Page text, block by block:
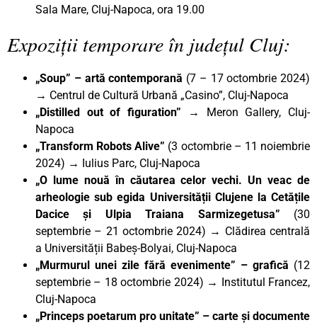
Sala Mare, Cluj-Napoca, ora 19.00
Expoziții temporare în județul Cluj:
„Soup” – artă contemporană (7 – 17 octombrie 2024)
→ Centrul de Cultură Urbană „Casino”, Cluj-Napoca
„Distilled out of figuration” → Meron Gallery, Cluj-
Napoca
„Transform Robots Alive” (3 octombrie – 11 noiembrie
2024) → Iulius Parc, Cluj-Napoca
„O lume nouă în căutarea celor vechi. Un veac de
arheologie sub egida Universității Clujene la Cetățile
Dacice și Ulpia Traiana Sarmizegetusa” (30
septembrie – 21 octombrie 2024) → Clădirea centrală
a Universității Babeș-Bolyai, Cluj-Napoca
„Murmurul unei zile fără evenimente” – grafică (12
septembrie – 18 octombrie 2024) → Institutul Francez,
Cluj-Napoca
„Princeps poetarum pro unitate” – carte și documente